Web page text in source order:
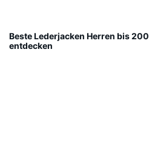
Beste Lederjacken Herren bis
entdecken